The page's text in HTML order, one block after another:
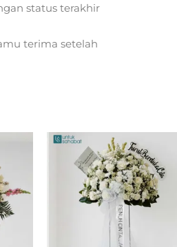
status terakhir
terima setelah